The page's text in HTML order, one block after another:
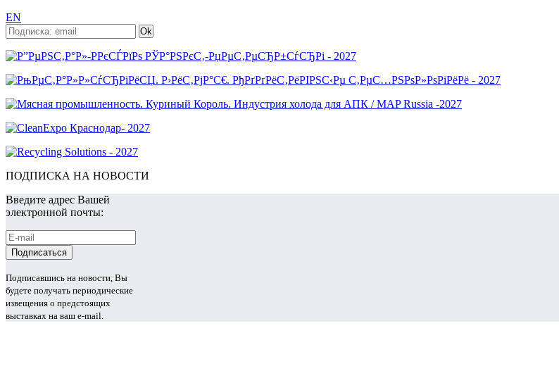
EN
ПОДПИСКА НА НОВОСТИ
Введите адрес Вашей
электронной почты:
Подписавшись на новости, Вы
будете получать периодические
извещения о предстоящих
выставках на ваш e-mail.